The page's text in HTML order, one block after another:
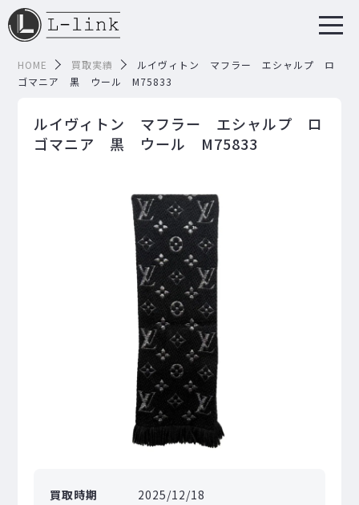
HOME 買取実績
ルイヴィトン マフラー エシャルプ ロ
ゴマニア 黒 ウール M75833
ルイヴィトン マフラー エシャルプ ロ
ゴマニア 黒 ウール M75833
買取時期
2025/12/18